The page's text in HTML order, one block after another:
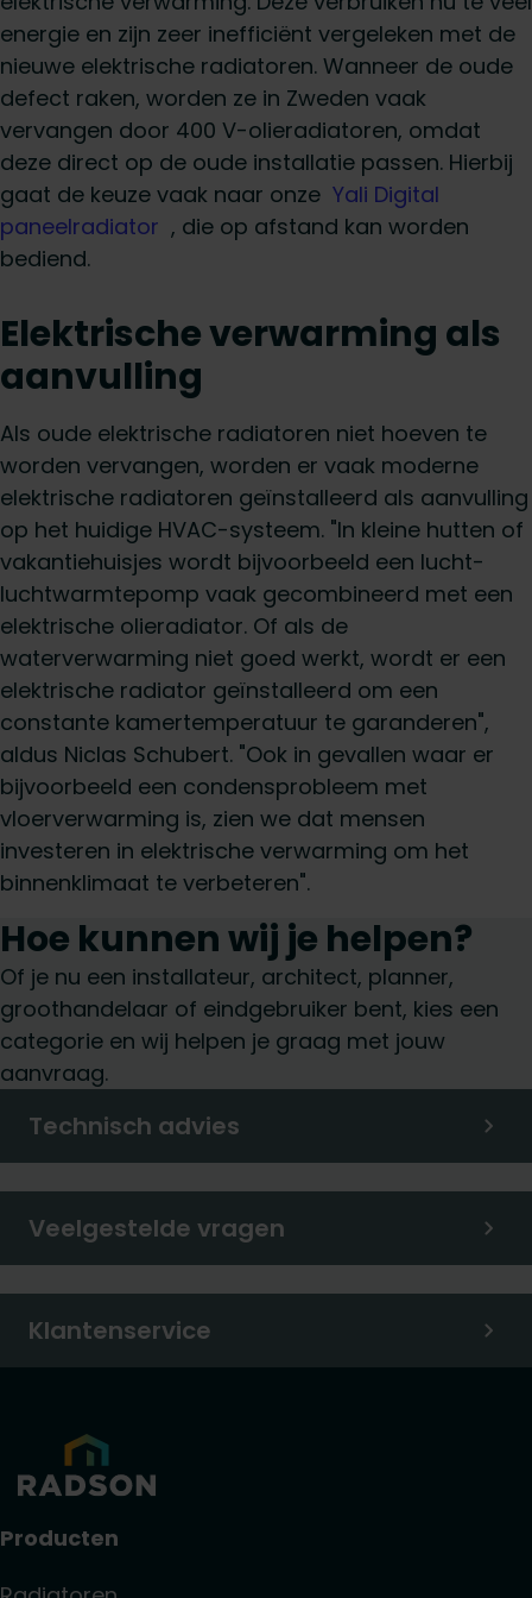
energie en zijn zeer inefficiënt vergeleken met de
nieuwe elektrische radiatoren. Wanneer de oude
defect raken, worden ze in Zweden vaak
vervangen door 400 V-olieradiatoren, omdat
deze direct op de oude installatie passen. Hierbij
gaat de keuze vaak naar onze Yali Digital
paneelradiator , die op afstand kan worden
bediend.
Elektrische verwarming als
aanvulling
Als oude elektrische radiatoren niet hoeven te
worden vervangen, worden er vaak moderne
elektrische radiatoren geïnstalleerd als aanvulling
op het huidige HVAC-systeem. "In kleine hutten of
vakantiehuisjes wordt bijvoorbeeld een lucht-
luchtwarmtepomp vaak gecombineerd met een
elektrische olieradiator. Of als de
waterverwarming niet goed werkt, wordt er een
elektrische radiator geïnstalleerd om een
constante kamertemperatuur te garanderen",
aldus Niclas Schubert. "Ook in gevallen waar er
bijvoorbeeld een condensprobleem met
vloerverwarming is, zien we dat mensen
investeren in elektrische verwarming om het
binnenklimaat te verbeteren".
Hoe kunnen wij je helpen?
Of je nu een installateur, architect, planner,
groothandelaar of eindgebruiker bent, kies een
categorie en wij helpen je graag met jouw
aanvraag.
Technisch advies
Veelgestelde vragen
Klantenservice
Producten